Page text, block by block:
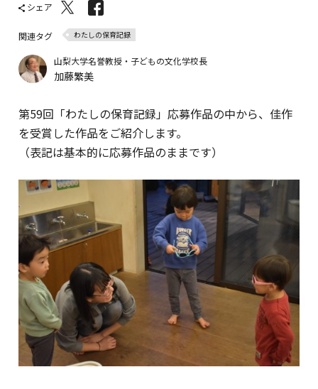
シェア
関連タグ わたしの保育記録
山梨大学名誉教授・子どもの文化学校長
加藤繁美
第59回「わたしの保育記録」応募作品の中から、佳作
を受賞した作品をご紹介します。
（表記は基本的に応募作品のままです）